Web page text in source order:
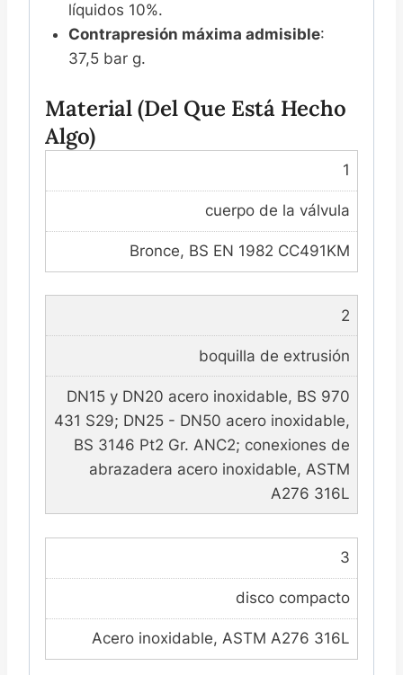
líquidos 10%.
Contrapresión máxima admisible:
37,5 bar g.
Material (del Que Está Hecho
Algo)
1
cuerpo de la válvula
Bronce, BS EN 1982 CC491KM
2
boquilla de extrusión
DN15 y DN20 acero inoxidable, BS 970
431 S29; DN25 - DN50 acero inoxidable,
BS 3146 Pt2 Gr. ANC2; conexiones de
abrazadera acero inoxidable, ASTM
A276 316L
3
disco compacto
Acero inoxidable, ASTM A276 316L